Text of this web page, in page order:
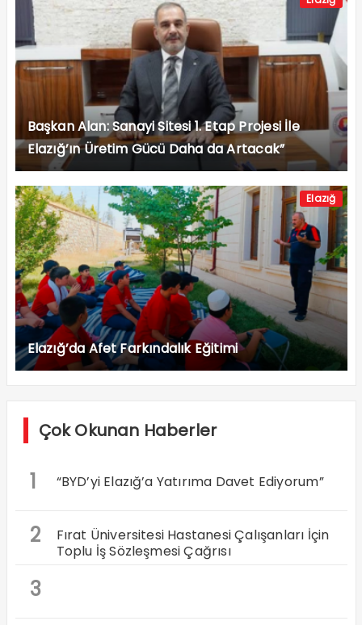
Başkan Alan: Sanayi Sitesi 1. Etap Projesi İle
Elazığ’ın Üretim Gücü Daha da Artacak”
Elazığ
Elazığ’da Afet Farkındalık Eğitimi
Çok Okunan Haberler
1 “BYD’yi Elazığ’a Yatırıma Davet Ediyorum”
2
Fırat Üniversitesi Hastanesi Çalışanları İçin
Toplu İş Sözleşmesi Çağrısı
3